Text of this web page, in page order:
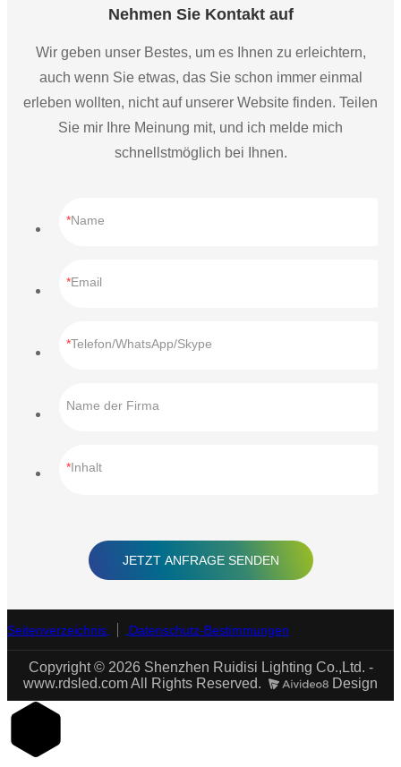
Nehmen Sie Kontakt auf
Wir geben unser Bestes, um es Ihnen zu erleichtern,
auch wenn Sie etwas, das Sie schon immer einmal
erleben wollten, nicht auf unserer Website finden. Teilen
Sie mir Ihre Meinung mit, und ich melde mich
schnellstmöglich bei Ihnen.
Name
Email
Telefon/WhatsApp/Skype
Name der Firma
Inhalt
JETZT ANFRAGE SENDEN
Seitenverzeichnis Datenschutz-Bestimmungen
Copyright © 2026 Shenzhen Ruidisi Lighting Co.,Ltd. -
www.rdsled.com All Rights Reserved.
Design